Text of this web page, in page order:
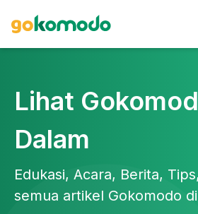
Lihat
Dalam
Edukasi, Acara, Berita,
semua artikel Gokomodo